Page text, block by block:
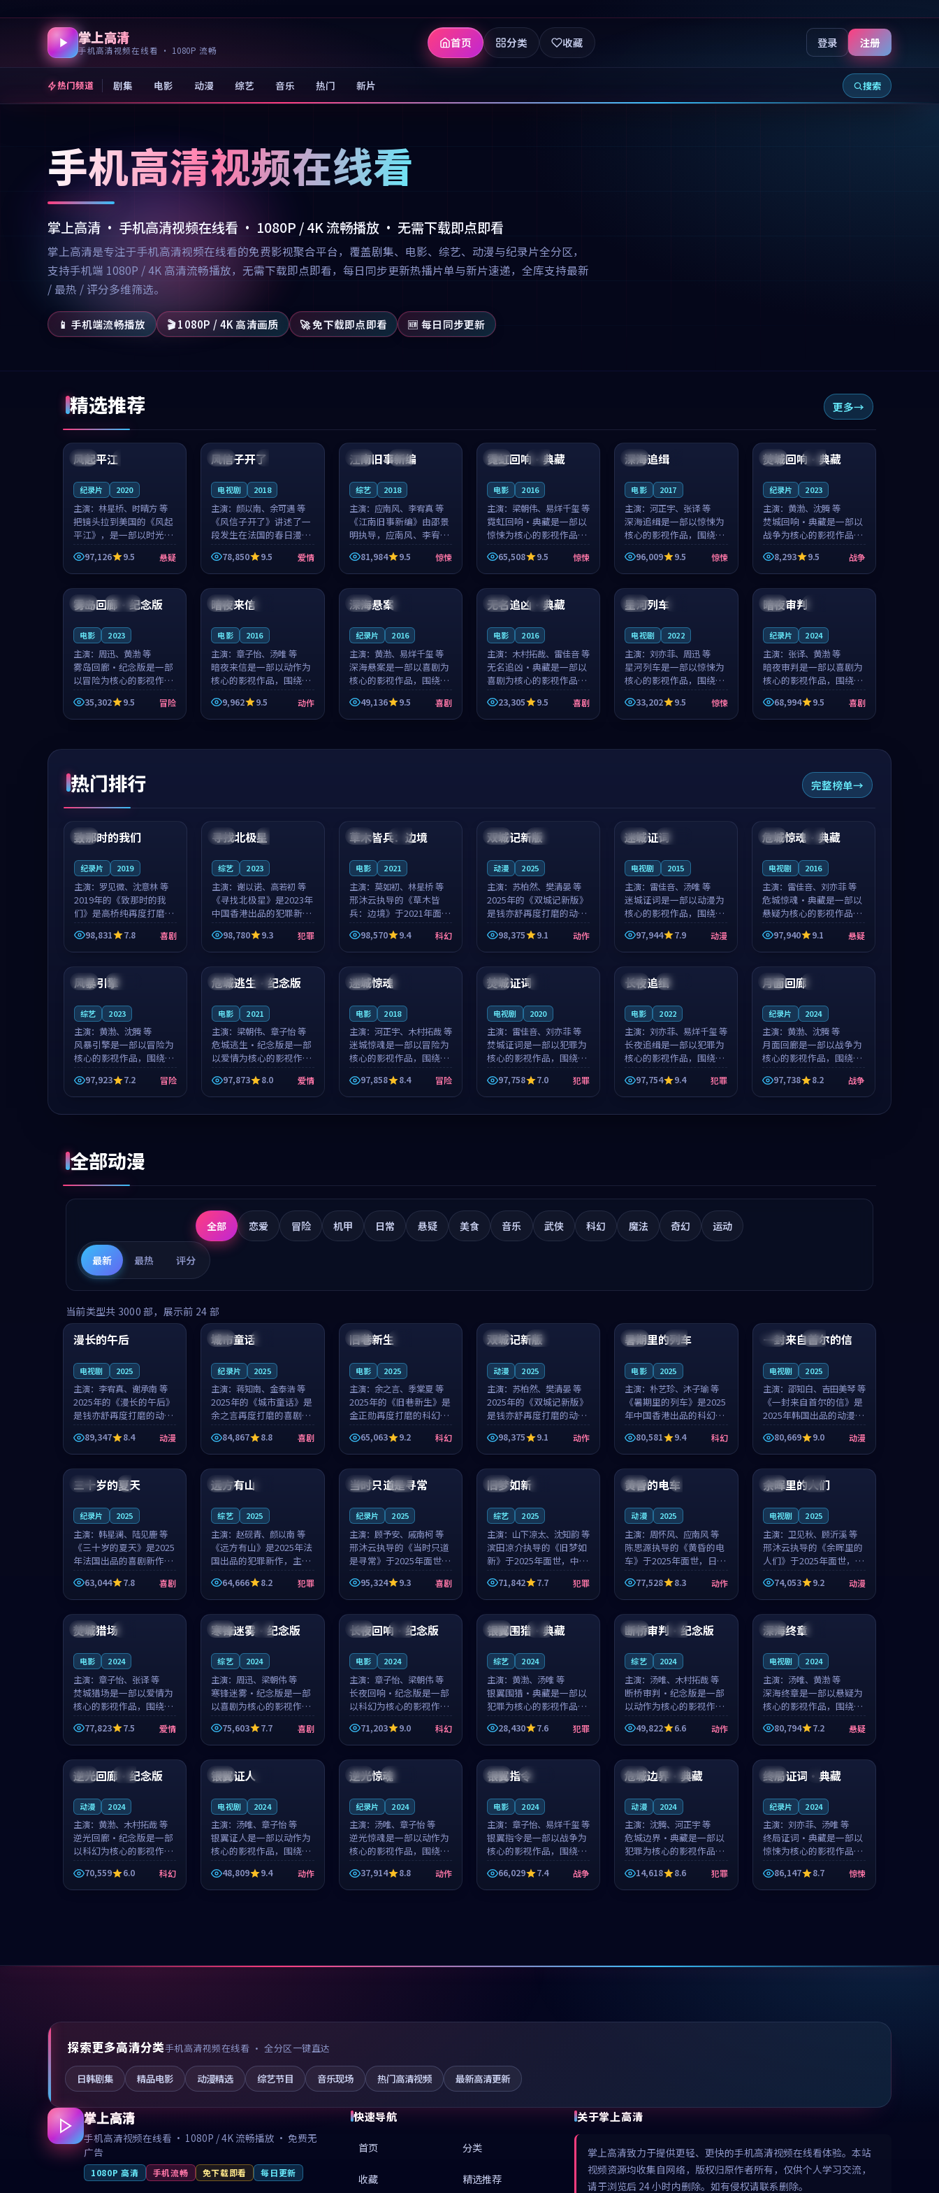
掌上高清
手机高清视频在线看 · 1080P 流畅
首页 分类 收藏 登录 注册
热门频道 剧集 电影 动漫 综艺 音乐 热门 新片 搜索
手机高清视频在线看
掌上高清 · 手机高清视频在线看 · 1080P / 4K 流畅播放 · 无需下载即点即看
掌上高清是专注于手机高清视频在线看的免费影视聚合平台，覆盖剧集、电影、综艺、动漫与纪录片全分区，
支持手机端 1080P / 4K 高清流畅播放，无需下载即点即看，每日同步更新热播片单与新片速递，全库支持最新
/ 最热 / 评分多维筛选。
📱 手机端流畅播放 🎬 1080P / 4K 高清画质 🚀 免下载即点即看 🆕 每日同步更新
精选推荐 更多
美国
99:07
风起平江
纪录片 2020
主演： 林星桥、时晴方 等
把镜头拉到美国的《风起
平江》，是一部以时光记
忆为底色的悬疑作品。林
星桥和时晴方贡献了2020
年颇受关注的合作演出，
影片在情感层次与现实质
感之间游...
97,126 9.5 悬疑
法国 4K
99:21
风信子开了
电视剧 2018
主演：颜以南、余可遇 等
《风信子开了》讲述了一
段发生在法国的春日漫步
故事。颜以南饰演的主角
与余可遇的角色因一场意
外卷入更深的纠葛，爱情
元素贯穿始终，节奏稳健
而富有张力，...
78,850 9.5 爱情
日本 院线
99:53
江南旧事新编
综艺 2018
主演： 应南风、李宥真 等
《江南旧事新编》由邵景
明执导，应南风、李宥真
领衔主演，是一部2018年
上映的日本惊悚综艺。影
片以邻里温情为切入，呈
现一段从初遇到告别都浸
着真实情...
81,984 9.5 惊悚
中国 独播
99:00
霓虹回响·典藏
电影 2016
主演： 梁朝伟、易烊千玺 等
霓虹回响·典藏是一部以
惊悚为核心的影视作品，
围绕危机、反转与人物成
长展开，整体节奏紧凑，
值得推荐观看。
65,508 9.5 惊悚
中国
99:41
深海追缉
电影 2017
主演：河正宇、张译 等
深海追缉是一部以惊悚为
核心的影视作品，围绕危
机、反转与人物成长展
开，整体节奏紧凑，值得
推荐观看。
96,009 9.5 惊悚
英国 杜比
98:28
焚城回响·典藏
纪录片 2023
主演： 黄渤、沈腾 等
焚城回响·典藏是一部以
战争为核心的影视作品，
围绕危机、反转与人物成
长展开，整体节奏紧凑，
值得推荐观看。
8,293 9.5 战争
中国 连载中
99:45
雾岛回廊·纪念版
电影 2023
主演： 周迅、黄渤 等
雾岛回廊·纪念版是一部
以冒险为核心的影视作
品，围绕危机、反转与人
物成长展开，整体节奏紧
凑，值得推荐观看。
35,302 9.5 冒险
美国
99:01
暗夜来信
电影 2016
主演：章子怡、汤唯 等
暗夜来信是一部以动作为
核心的影视作品，围绕危
机、反转与人物成长展
开，整体节奏紧凑，值得
推荐观看。
9,962 9.5 动作
中国
99:56
深海悬案
纪录片 2016
主演： 黄渤、易烊千玺 等
深海悬案是一部以喜剧为
核心的影视作品，围绕危
机、反转与人物成长展
开，整体节奏紧凑，值得
推荐观看。
49,136 9.5 喜剧
泰国 杜比
99:35
无名追凶·典藏
电影 2016
主演： 木村拓哉、雷佳音 等
无名追凶·典藏是一部以
喜剧为核心的影视作品，
围绕危机、反转与人物成
长展开，整体节奏紧凑，
值得推荐观看。
23,305 9.5 喜剧
泰国
99:36
星河列车
电视剧 2022
主演：刘亦菲、周迅 等
星河列车是一部以惊悚为
核心的影视作品，围绕危
机、反转与人物成长展
开，整体节奏紧凑，值得
推荐观看。
33,202 9.5 惊悚
泰国
99:18
暗夜审判
纪录片 2024
主演： 张译、黄渤 等
暗夜审判是一部以喜剧为
核心的影视作品，围绕危
机、反转与人物成长展
开，整体节奏紧凑，值得
推荐观看。
68,994 9.5 喜剧
热门排行 完整榜单
中国 4K
99:22
致那时的我们
纪录片 2019
主演： 罗见微、沈意林 等
2019年的《致那时的我
们》是高桥纯再度打磨的
喜剧佳作。中国大陆的取
景与都市寓言的氛围相互
成就，罗见微与沈意林的
影片在悬念...
98,831 7.8 喜剧
中国 4K
99:18
寻找北极星
综艺 2023
主演： 谢以诺、高若初 等
《寻找北极星》是2023年
中国香港出品的犯罪新
作，主创团队希望用公路
冒险的故事让观众停下来
想一想。谢以诺领衔，高
柯的叙事节...
98,780 9.3 犯罪
泰国 独播
99:44
草木皆兵：边境
电影 2021
主演： 莫如初、林星桥 等
邢沐云执导的《草木皆
兵：边境》于2021年面
世，泰国的城市气质与校
园青春的人物心境共同构
筑了影片基调。莫如初、
整部科幻电影...
98,570 9.4 科幻
中国 独播
99:40
双城记新版
动漫 2025
主演： 苏柏然、樊清晏 等
2025年的《双城记新版》
是钱亦舒再度打磨的动作
佳作。中国大陆的取景与
沙漠探险的氛围相互成
就，苏柏然与樊清晏的对
片在悬念与...
98,375 9.1 动作
中国 连载中
99:01
迷城证词
电视剧 2015
主演： 雷佳音、汤唯 等
迷城证词是一部以动漫为
核心的影视作品，围绕危
机、反转与人物成长展
开，整体节奏紧凑，值得
推荐观看。
97,944 7.9 动漫
韩国 杜比
99:19
危城惊魂·典藏
电视剧 2016
主演： 雷佳音、刘亦菲 等
危城惊魂·典藏是一部以
悬疑为核心的影视作品，
围绕危机、反转与人物成
长展开，整体节奏紧凑，
值得推荐观看。
97,940 9.1 悬疑
泰国 连载中
99:30
风暴引擎
综艺 2023
主演： 黄渤、沈腾 等
风暴引擎是一部以冒险为
核心的影视作品，围绕危
机、反转与人物成长展
开，整体节奏紧凑，值得
推荐观看。
97,923 7.2 冒险
法国 院线
90:55
危城逃生·纪念版
电影 2021
主演： 梁朝伟、章子怡 等
危城逃生·纪念版是一部
以爱情为核心的影视作
品，围绕危机、反转与人
物成长展开，整体节奏紧
凑，值得推荐观看。
97,873 8.0 爱情
美国
99:25
迷城惊魂
电影 2018
主演： 河正宇、木村拓哉 等
迷城惊魂是一部以冒险为
核心的影视作品，围绕危
机、反转与人物成长展
开，整体节奏紧凑，值得
推荐观看。
97,858 8.4 冒险
中国
93:58
焚城证词
电视剧 2020
主演： 雷佳音、刘亦菲 等
焚城证词是一部以犯罪为
核心的影视作品，围绕危
机、反转与人物成长展
开，整体节奏紧凑，值得
推荐观看。
97,758 7.0 犯罪
英国 连载中
99:17
长夜追缉
电影 2022
主演： 刘亦菲、易烊千玺 等
长夜追缉是一部以犯罪为
核心的影视作品，围绕危
机、反转与人物成长展
开，整体节奏紧凑，值得
推荐观看。
97,754 9.4 犯罪
英国
89:45
月面回廊
纪录片 2024
主演： 黄渤、沈腾 等
月面回廊是一部以战争为
核心的影视作品，围绕危
机、反转与人物成长展
开，整体节奏紧凑，值得
推荐观看。
97,738 8.2 战争
全部动漫
全部 恋爱 冒险 机甲 日常 悬疑 美食 音乐 武侠 科幻 魔法 奇幻 运动
最新 最热 评分
当前类型共 3000 部，展示前 24 部
中国 高分
99:16
漫长的午后
电视剧 2025
主演： 李宥真、谢承南 等
2025年的《漫长的午后》
是钱亦舒再度打磨的动漫
佳作。中国大陆的取景与
海岛日常的氛围相互成
就，李宥真与谢承南的对
手戏自然克制，让整部影
片在悬念与...
89,347 8.4 动漫
美国
城市童话
纪录片 2025
主演：蒋知南、金泰浩 等
2025年的《城市童话》是
余之言再度打磨的喜剧佳
作。美国的取景与历史战
争的氛围相互成就，蒋知
南与金泰浩的对手戏自然
克制，让整部影片在悬念
与温度之...
84,867 8.8 喜剧
英国
旧巷新生
电影 2025
主演： 余之言、季棠夏 等
2025年的《旧巷新生》是
金正勋再度打磨的科幻佳
作。英国的取景与雨夜物
语的氛围相互成就，余之
言与季棠夏的对手戏自然
克制，让整部影片在悬念
与温度之...
65,063 9.2 科幻
中国 独播
双城记新版
动漫 2025
主演： 苏柏然、樊清晏 等
2025年的《双城记新版》
是钱亦舒再度打磨的动作
佳作。中国大陆的取景与
沙漠探险的氛围相互成
就，苏柏然与樊清晏的对
手戏自然克制，让整部影
片在悬念与...
98,375 9.1 动作
中国 杜比
暑期里的列车
电影 2025
主演：朴艺珍、沐子瑜 等
《暑期里的列车》是2025
年中国香港出品的科幻新
作，主创团队希望用城市
夜归人的故事让观众停下
来想一想。朴艺珍领衔，
沐子瑜担任重要角色，郑
书延的叙...
80,581 9.4 科幻
韩国 热播
一封来自首尔的信
电视剧 2025
主演： 邵知白、吉田美琴 等
《一封来自首尔的信》是
2025年韩国出品的动漫新
作，主创团队希望用高考
往事的故事让观众停下来
想一想。邵知白领衔，吉
田美琴担任重要角色，谢
承南的叙...
80,669 9.0 动漫
法国 4K
99:12
三十岁的夏天
纪录片 2025
主演： 韩星澜、陆见鹿 等
《三十岁的夏天》是2025
年法国出品的喜剧新作，
主创团队希望用深夜电台
的故事让观众停下来想一
想。韩星澜领衔，陆见鹿
担任重要角色，山田纯一
的叙事节...
63,044 7.8 喜剧
法国
99:48
远方有山
综艺 2025
主演：赵砚青、颜以南 等
《远方有山》是2025年法
国出品的犯罪新作，主创
团队希望用高校追梦的故
事让观众停下来想一想。
赵砚青领衔，颜以南担任
重要角色，山田纯一的叙
事节奏一...
64,666 8.2 犯罪
泰国 杜比
99:32
当时只道是寻常
纪录片 2025
主演： 顾予安、戚南柯 等
邢沐云执导的《当时只道
是寻常》于2025年面世，
泰国的城市气质与母女情
深的人物心境共同构筑了
影片基调。顾予安、戚南
柯用细腻的表演撑起整部
喜剧电影...
95,324 9.3 喜剧
中国
99:08
旧梦如新
综艺 2025
主演： 山下凉太、沈知韵 等
滨田凉介执导的《旧梦如
新》于2025年面世，中国
台湾的城市气质与异国相
遇的人物心境共同构筑了
影片基调。山下凉太、沈
知韵用细腻的表演撑起整
部犯罪电...
71,842 7.7 犯罪
日本 4K
99:20
黄昏的电车
动漫 2025
主演：周怀风、应南风 等
陈思源执导的《黄昏的电
车》于2025年面世，日本
的城市气质与渔村故事的
人物心境共同构筑了影片
基调。周怀风、应南风用
细腻的表演撑起整部动作
电影，剧...
77,528 8.3 动作
泰国 完结
99:56
余晖里的人们
电视剧 2025
主演： 卫见秋、顾沂溪 等
邢沐云执导的《余晖里的
人们》于2025年面世，泰
国的城市气质与小镇生活
的人物心境共同构筑了影
片基调。卫见秋、顾沂溪
用细腻的表演撑起整部动
漫电影，...
74,053 9.2 动漫
泰国
99:12
焚城猎场
电影 2024
主演： 章子怡、张译 等
焚城猎场是一部以爱情为
核心的影视作品，围绕危
机、反转与人物成长展
开，整体节奏紧凑，值得
推荐观看。
77,823 7.5 爱情
日本 高分
99:50
寒锋迷雾·纪念版
综艺 2024
主演：周迅、梁朝伟 等
寒锋迷雾·纪念版是一部
以喜剧为核心的影视作
品，围绕危机、反转与人
物成长展开，整体节奏紧
凑，值得推荐观看。
75,603 7.7 喜剧
泰国 高分
99:07
长夜回响·纪念版
电影 2024
主演： 章子怡、梁朝伟 等
长夜回响·纪念版是一部
以科幻为核心的影视作
品，围绕危机、反转与人
物成长展开，整体节奏紧
凑，值得推荐观看。
71,203 9.0 科幻
法国 独播
99:14
银翼围猎·典藏
综艺 2024
主演： 黄渤、汤唯 等
银翼围猎·典藏是一部以
犯罪为核心的影视作品，
围绕危机、反转与人物成
长展开，整体节奏紧凑，
值得推荐观看。
28,430 7.6 犯罪
法国 院线
99:06
断桥审判·纪念版
综艺 2024
主演： 汤唯、木村拓哉 等
断桥审判·纪念版是一部
以动作为核心的影视作
品，围绕危机、反转与人
物成长展开，整体节奏紧
凑，值得推荐观看。
49,822 6.6 动作
英国
99:41
深海终章
电视剧 2024
主演： 汤唯、黄渤 等
深海终章是一部以悬疑为
核心的影视作品，围绕危
机、反转与人物成长展
开，整体节奏紧凑，值得
推荐观看。
80,794 7.2 悬疑
泰国 高分
92:05
逆光回廊·纪念版
动漫 2024
主演： 黄渤、木村拓哉 等
逆光回廊·纪念版是一部
以科幻为核心的影视作
品，围绕危机、反转与人
物成长展开，整体节奏紧
凑，值得推荐观看。
70,559 6.0 科幻
中国
99:15
银翼证人
电视剧 2024
主演： 汤唯、章子怡 等
银翼证人是一部以动作为
核心的影视作品，围绕危
机、反转与人物成长展
开，整体节奏紧凑，值得
推荐观看。
48,809 9.4 动作
日本 连载中
99:32
逆光惊魂
纪录片 2024
主演： 汤唯、章子怡 等
逆光惊魂是一部以动作为
核心的影视作品，围绕危
机、反转与人物成长展
开，整体节奏紧凑，值得
推荐观看。
37,914 8.8 动作
日本 连载中
99:26
银翼指令
电影 2024
主演： 章子怡、易烊千玺 等
银翼指令是一部以战争为
核心的影视作品，围绕危
机、反转与人物成长展
开，整体节奏紧凑，值得
推荐观看。
66,029 7.4 战争
韩国 连载中
99:22
危城边界·典藏
动漫 2024
主演：沈腾、河正宇 等
危城边界·典藏是一部以
犯罪为核心的影视作品，
围绕危机、反转与人物成
长展开，整体节奏紧凑，
值得推荐观看。
14,618 8.6 犯罪
中国 4K
99:46
终局证词·典藏
纪录片 2024
主演： 刘亦菲、汤唯 等
终局证词·典藏是一部以
惊悚为核心的影视作品，
围绕危机、反转与人物成
长展开，整体节奏紧凑，
值得推荐观看。
86,147 8.7 惊悚
探索更多高清分类手机高清视频在线看 · 全分区一键直达
日韩剧集 精品电影 动漫精选 综艺节目 音乐现场 热门高清视频 最新高清更新
掌上高清
手机高清视频在线看 · 1080P / 4K 流畅播放 · 免费无
广告
1080P 高清 手机流畅 免下载即看 每日更新
快速导航
首页 分类
收藏 精选推荐
关于掌上高清
掌上高清致力于提供更轻、更快的手机高清视频在线看体验。本站
视频资源均收集自网络，版权归原作者所有，仅供个人学习交流，
请于浏览后 24 小时内删除。如有侵权请联系删除。